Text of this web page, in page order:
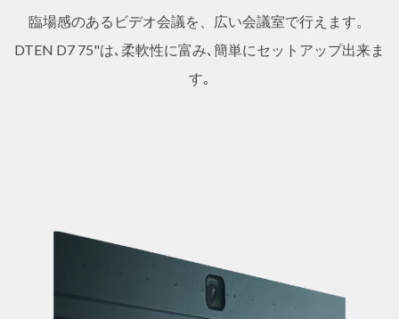
臨場感のあるビデオ会議を、広い会議室で行えます。
DTEN D7 75"は､柔軟性に富み､簡単にセットアップ出来ま
す｡